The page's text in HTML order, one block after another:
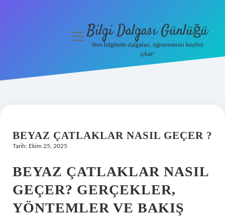
Hakkımızda
menüyüBilgi Dalgası Günlüğü
Yeni bilgilerle dalgalan, öğrenmenin keyfini
çıkar!
BEYAZ ÇATLAKLAR NASIL GEÇER ?
Tarih: Ekim 25, 2025
BEYAZ ÇATLAKLAR NASIL
GEÇER? GERÇEKLER,
YÖNTEMLER VE BAKIŞ